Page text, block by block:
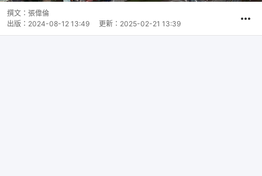
撰文： 張偉倫
出版： 2024-08-12 13:49 更新： 2025-02-21 13:39